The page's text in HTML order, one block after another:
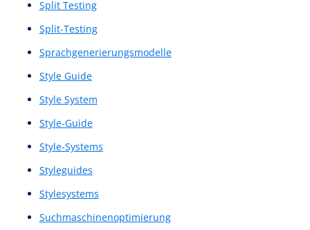
Nutzerinterviews
Nutzerkontextanalyse
Nutzertests
Nutzerumfeldstudie
Nutzerverhaltensanalyse
Nutzerzufriedenheit
Nutzungserfahrung